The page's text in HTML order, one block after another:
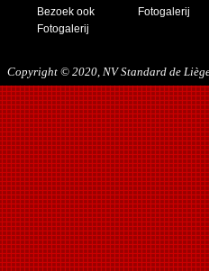
21/12/2019
Bezoek ook
Fotogalerij
Fotogalerij
Copyright © 2020, NV Standard de